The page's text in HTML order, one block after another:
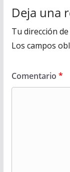
Deja una
Tu dirección
Los campos
Comentario *